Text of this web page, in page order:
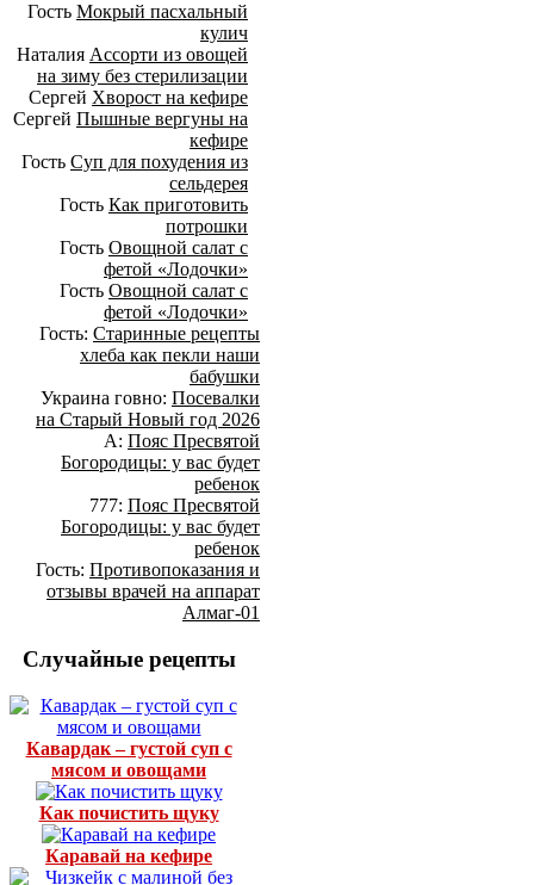
Гость Мокрый пасхальный
кулич
Наталия Ассорти из овощей
на зиму без стерилизации
Сергей Хворост на кефире
Сергей Пышные вергуны на
кефире
Гость Суп для похудения из
сельдерея
Гость Как приготовить
потрошки
Гость Овощной салат с
фетой «Лодочки»
Гость Овощной салат с
фетой «Лодочки»
Гость: Старинные рецепты
хлеба как пекли наши
бабушки
Украина говно: Посевалки
на Старый Новый год 2026
А: Пояс Пресвятой
Богородицы: у вас будет
ребенок
777: Пояс Пресвятой
Богородицы: у вас будет
ребенок
Гость: Противопоказания и
отзывы врачей на аппарат
Алмаг-01
Случайные рецепты
Кавардак – густой суп с
мясом и овощами
Как почистить щуку
Каравай на кефире